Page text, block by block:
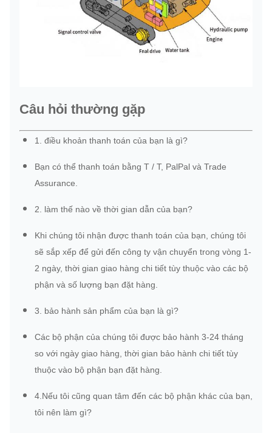
Câu hỏi thường gặp
1. điều khoản thanh toán của bạn là gì?
Bạn có thể thanh toán bằng T / T, PalPal và Trade
Assurance.
2. làm thế nào về thời gian dẫn của bạn?
Khi chúng tôi nhận được thanh toán của bạn, chúng tôi
sẽ sắp xếp để gửi đến công ty vận chuyển trong vòng 1-
2 ngày, thời gian giao hàng chi tiết tùy thuộc vào các bộ
phận và số lượng bạn đặt hàng.
3. bảo hành sản phẩm của bạn là gì?
Các bộ phận của chúng tôi được bảo hành 3-24 tháng
so với ngày giao hàng, thời gian bảo hành chi tiết tùy
thuộc vào bộ phận bạn đặt hàng.
4.Nếu tôi cũng quan tâm đến các bộ phận khác của bạn,
tôi nên làm gì?